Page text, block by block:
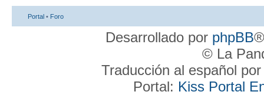
Portal • Foro
Desarrollado por phpBB
© La
Traducción al español
Portal: Kiss Portal